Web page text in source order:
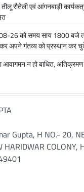
रौतेली एवं आंगनबाड़ी
26 को समय साय 1800 बजे
अपने गंतव्य को प्रस्थान कर
आवागमन न हो बाधित,
Gupta, H NO.- 20,
HARIDWAR